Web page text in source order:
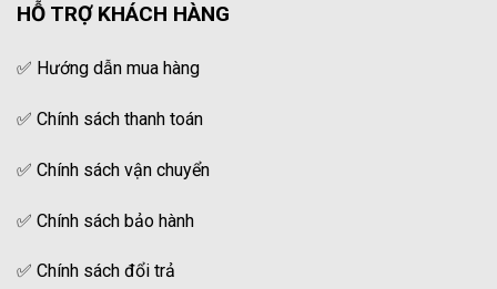
HỖ TRỢ KHÁCH HÀNG
✅ Hướng dẫn mua hàng
✅ Chính sách thanh toán
✅ Chính sách vận chuyển
✅ Chính sách bảo hành
✅ Chính sách đổi trả